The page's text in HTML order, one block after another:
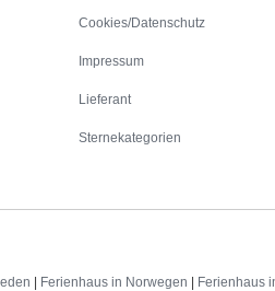
Cookies/Datenschutz
Impressum
Lieferant
Sternekategorien
| Ferienhaus in Norwegen | Ferienhaus